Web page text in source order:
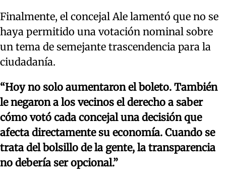
Finalmente, el concejal Ale lamentó que no se
haya permitido una votación nominal sobre
un tema de semejante trascendencia para la
ciudadanía.
“Hoy no solo aumentaron el boleto. También
le negaron a los vecinos el derecho a saber
cómo votó cada concejal una decisión que
afecta directamente su economía. Cuando se
trata del bolsillo de la gente, la transparencia
no debería ser opcional.”